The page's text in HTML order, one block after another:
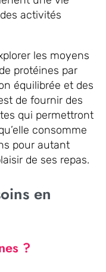
activités
les moyens
protéines par
équilibrée et des
de fournir des
qui permettront
consomme
pour autant
de ses repas.
en
?